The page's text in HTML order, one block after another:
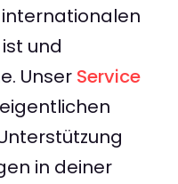
und
Unser Service
in deiner